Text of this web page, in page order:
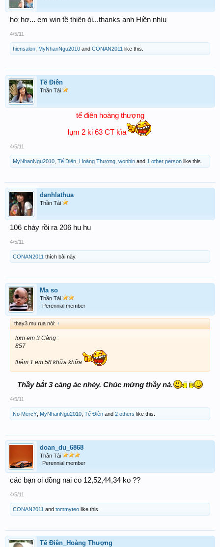
hơ hơ... em win tề thiên òi...thanks anh Hiền nhìu
4/5/11
hiensalon MyNhanNgu2010 and CONAN2011 like this.
Tế Điên
Thần Tài
tế điên hoàng thượng
lụm 2 ki 63 CT kìa
4/5/11
MyNhanNgu2010 Tế Điên_Hoàng Thượng wonbin and 1 other person like this.
danhlathua
Thần Tài
106 cháy rồi ra 206 hu hu
4/5/11
CONAN2011 thích bài này.
Ma so
Thần Tài
Perennial member
thay3 mu rua nói: ↑
lợm em 3 Càng :
857
thêm 1 em 58 khữa khữa
Thầy bắt 3 càng ác nhẻy. Chúc mừng thầy nà.
4/5/11
No MercY MyNhanNgu2010 Tế Điên and 2 others like this.
doan_du_6868
Thần Tài
Perennial member
các bạn oi đồng nai co 12,52,44,34 ko ??
4/5/11
CONAN2011 and tommyteo like this.
Tế Điên_Hoàng Thượng